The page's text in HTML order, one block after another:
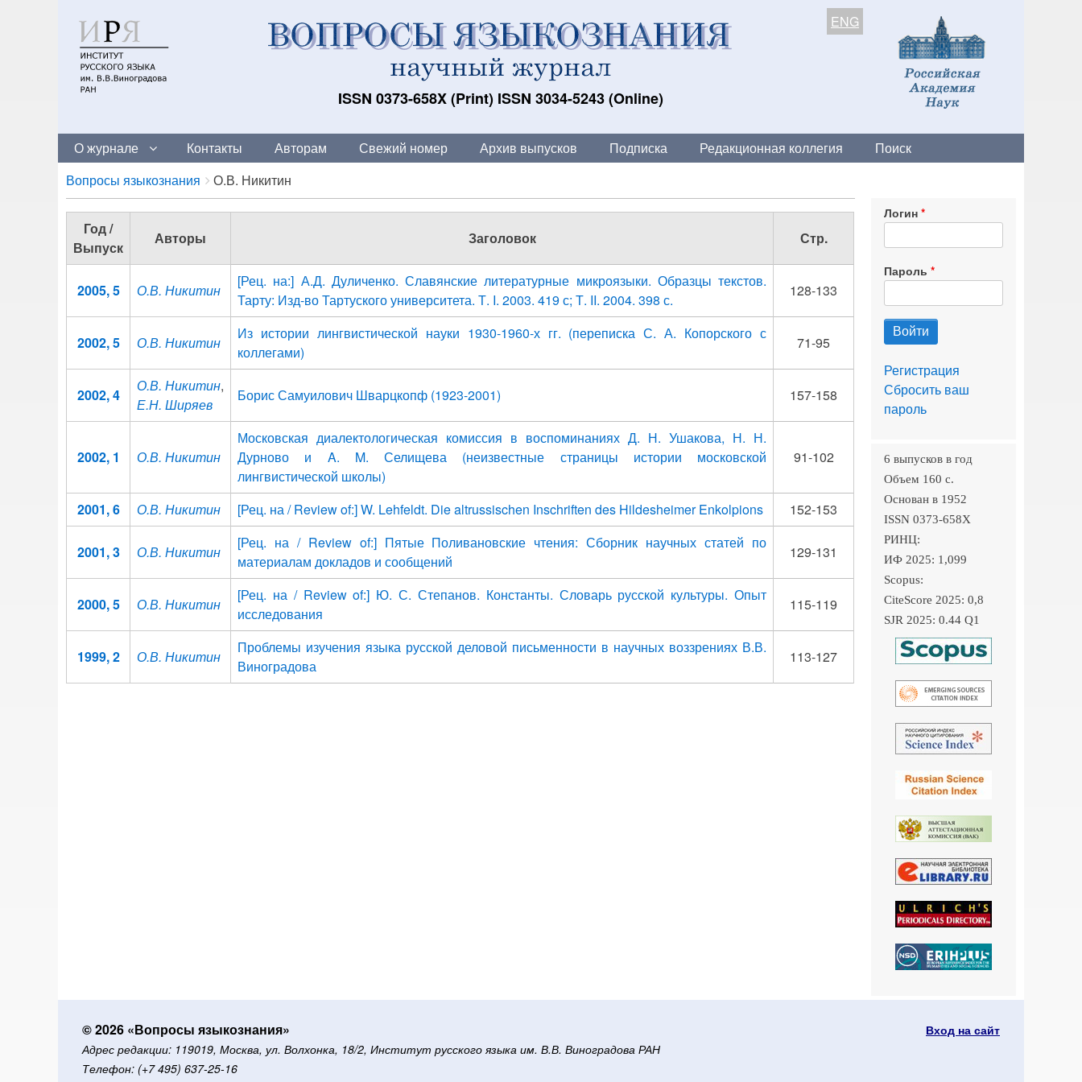
ISSN 0373-658X (Print) ISSN 3034-5243 (Online)
ENG
О журнале Контакты Авторам Свежий номер Архив выпусков Подписка Редакционная коллегия Поиск
Breadcrumbs
You
are
here:
Вопросы языкознания О.В. Никитин
Год /
Выпуск
Авторы Заголовок Стр.
2005, 5 О.В. Никитин
[Рец. на:] А.Д. Дуличенко. Славянские литературные микроязыки. Образцы текстов.
Тарту: Изд-во Тартуского университета. Т. I. 2003. 419 с; Т. II. 2004. 398 с.
128-133
2002, 5 О.В. Никитин
Из истории лингвистической науки 1930-1960-х гг. (переписка С. А. Копорского с
коллегами)
71-95
2002, 4
О.В. Никитин,
Е.Н. Ширяев
Борис Самуилович Шварцкопф (1923-2001) 157-158
2002, 1 О.В. Никитин
Московская диалектологическая комиссия в воспоминаниях Д. Н. Ушакова, Н. Н.
Дурново и A. M. Селищева (неизвестные страницы истории московской
лингвистической школы)
91-102
2001, 6 О.В. Никитин [Рец. на / Review of:] W. Lehfeldt. Die altrussischen Inschriften des Hildesheimer Enkolpions 152-153
2001, 3 О.В. Никитин
[Рец. на / Review of:] Пятые Поливановские чтения: Сборник научных статей по
материалам докладов и сообщений
129-131
2000, 5 О.В. Никитин
[Рец. на / Review of:] Ю. С. Степанов. Константы. Словарь русской культуры. Опыт
исследования
115-119
1999, 2 О.В. Никитин
Проблемы изучения языка русской деловой письменности в научных воззрениях В.В.
Виноградова
113-127
Логин
Пароль
Регистрация
Сбросить ваш
пароль
6 выпусков в год
Объем 160 c.
Основан в 1952
ISSN 0373-658X
РИНЦ:
ИФ 2025: 1,099
Scopus:
CiteScore 2025: 0,8
SJR 2025: 0.44 Q1
© 2026 «Вопросы языкознания»
Адрес редакции: 119019, Москва, ул. Волхонка, 18/2, Институт русского языка им. В.В. Виноградова РАН
Телефон: (+7 495) 637-25-16
Вход на сайт